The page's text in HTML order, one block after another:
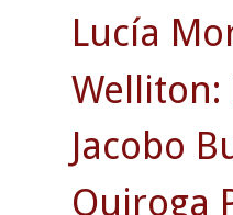
Lucía
Welliton:
Jacobo
Quiroga